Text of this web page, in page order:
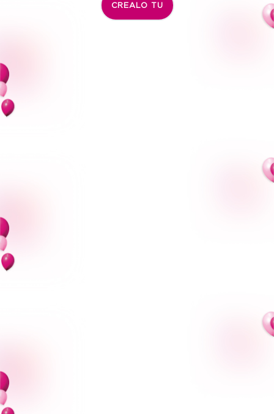
CREALO TU